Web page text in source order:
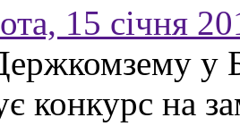
15 січня
у
конкурс на